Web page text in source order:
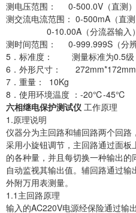
测电压范围： 0-500.0V（直测）
测交流电流范围： 0-500mA（直测
0-10.00A（分流器输入）
测时间范围： 0-999.999S（分辨
5．标准度： 测量标准为0.5级
6．外形尺寸：
7．重量： 10Kg
8．使用环境温度 ：-20℃-45℃
六相继电保护测试仪 工作原理
1.原理说明
仪器分为主回路和辅回路两个回
采用小旋钮调节，主回路通过面板
的各种量，并且每切换一种输出
自动监视其输出值。辅回路通过
外附万用表测量。
1.1主回路原理
输入的AC220V电源经保险通过输